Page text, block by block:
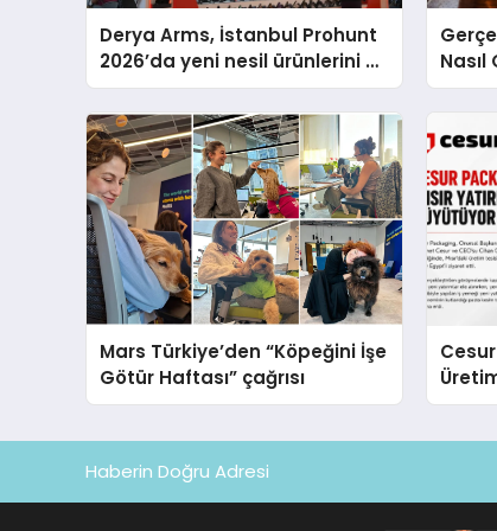
Derya Arms, İstanbul Prohunt
2026’da yeni nesil ürünlerini ve
global marka vizyonunu
sergiledi
Mars Türkiye’den “Köpeğini İşe
Götür Haftası” çağrısı
Haberin Doğru Adresi